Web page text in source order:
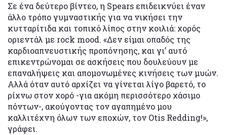
Σε ένα δεύτερο βίντεο, η Spears επιδεικνύει έναν
άλλο τρόπο γυμναστικής για να νικήσει την
κυτταρίτιδα και τοπικό λίπος στην κοιλιά: χορός
οριεντάλ με rock mood. «Δεν είμαι οπαδός της
καρδιοαπνευστικής προπόνησης, και γι’ αυτό
επικεντρώνομαι σε ασκήσεις που δουλεύουν με
επαναλήψεις και απομονωμένες κινήσεις των μυών.
Αλλά όταν αυτό αρχίζει να γίνεται λίγο βαρετό, το
ρίχνω στον χορό -για ακόμη περισσότερο χάσιμο
πόντων-, ακούγοντας τον αγαπημένο μου
καλλιτέχνη όλων των εποχών, τον Otis Redding!»,
γράφει.